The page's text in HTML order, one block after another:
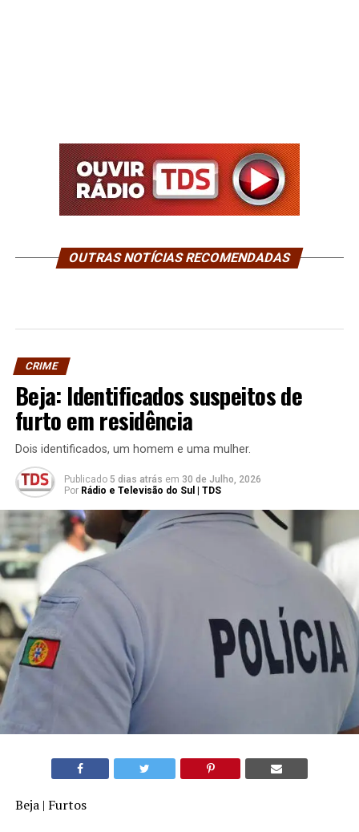
OUTRAS NOTÍCIAS RECOMENDADAS
CRIME
Beja: Identificados suspeitos de
furto em residência
Dois identificados, um homem e uma mulher.
Publicado 5 dias atrás em 30 de Julho, 2026
Por Rádio e Televisão do Sul | TDS
Beja | Furtos